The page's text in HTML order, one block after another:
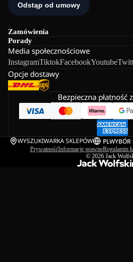
Zamówienia
Porady
Media społecznościowe
InstagramTiktokFacebookYoutube
Opcje dostawy
Bezpieczna płatność
WYSZUKIWARKA SKLEPÓW PLWYBÓR
PrywatnośćInformacje prawneRegulamin
© 2026 Jack